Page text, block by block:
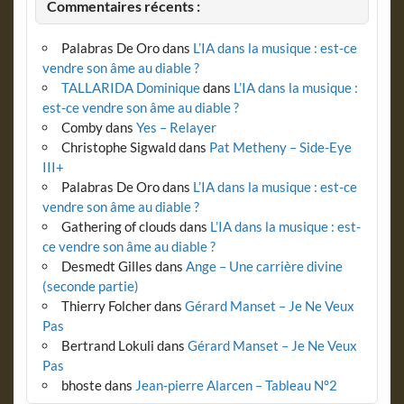
Commentaires récents :
Palabras De Orodans L’IA dans la musique : est-ce
vendre son âme au diable ?
TALLARIDA Dominiquedans L’IA dans la musique :
est-ce vendre son âme au diable ?
Combydans Yes – Relayer
Christophe Sigwalddans Pat Metheny – Side-Eye
III+
Palabras De Orodans L’IA dans la musique : est-ce
vendre son âme au diable ?
Gathering of clouds dans L’IA dans la musique : est-
ce vendre son âme au diable ?
Desmedt Gilles dans Ange – Une carrière divine
(seconde partie)
Thierry Folcherdans Gérard Manset – Je Ne Veux
Pas
Bertrand Lokuli dans Gérard Manset – Je Ne Veux
Pas
bhostedans Jean-pierre Alarcen – Tableau N°2